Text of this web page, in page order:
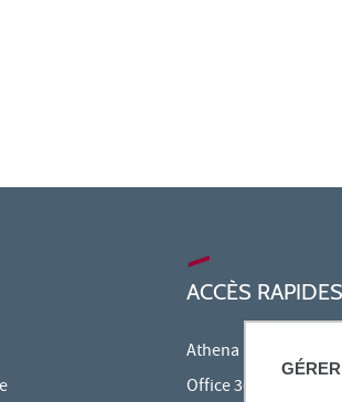
ACCÈS RAPIDES
Athena
Office 365